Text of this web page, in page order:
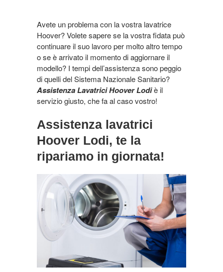
Avete un problema con la vostra lavatrice
Hoover? Volete sapere se la vostra fidata può
continuare il suo lavoro per molto altro tempo
o se è arrivato il momento di aggiornare il
modello? I tempi dell’assistenza sono peggio
di quelli del Sistema Nazionale Sanitario?
Assistenza Lavatrici Hoover Lodiè il
servizio giusto, che fa al caso vostro!
Assistenza lavatrici
Hoover Lodi, te la
ripariamo in giornata!